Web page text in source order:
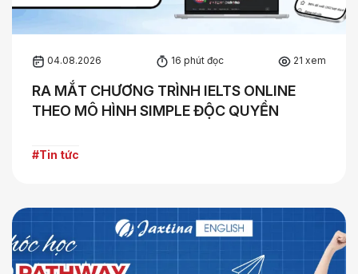
04.08.2026 16 phút đọc 21 xem
RA MẮT CHƯƠNG TRÌNH IELTS ONLINE
THEO MÔ HÌNH SIMPLE ĐỘC QUYỀN
#Tin tức